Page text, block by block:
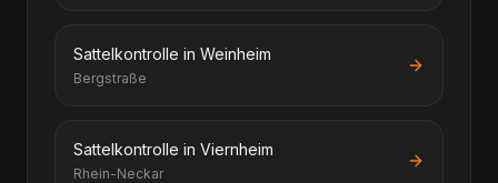
Sattelkontrolle in Weinheim
Bergstraße
Sattelkontrolle in Viernheim
Rhein-Neckar